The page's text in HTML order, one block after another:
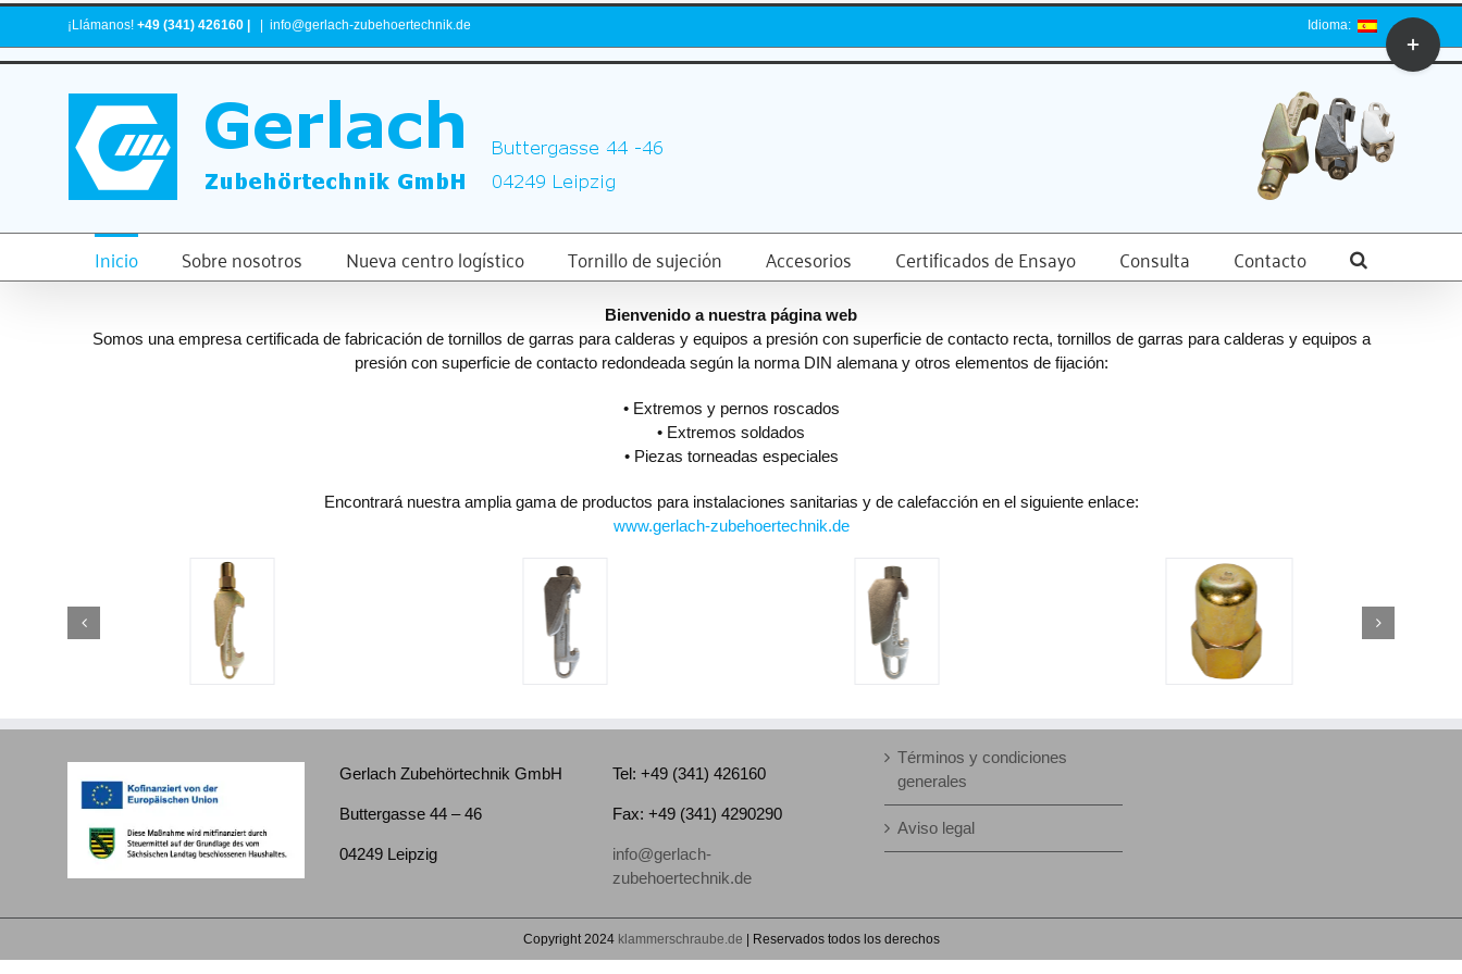
Skip
content
¡Llámanos! +49 (341) 426160 | info@gerlach-zubehoertechnik.de Idioma:
Inicio Sobre nosotros Nueva centro logístico Tornillo de sujeción Accesorios Certificados de Ensayo Consulta Contacto
Bienvenido a nuestra página web
Somos una empresa certificada de fabricación de tornillos de garras para calderas y equipos a presión con superficie de contacto recta, tornillos de garras para calderas y equipos a
presión con superficie de contacto redondeada según la norma DIN alemana y otros elementos de fijación:
• Extremos y pernos roscados
• Extremos soldados
• Piezas torneadas especiales
Encontrará nuestra amplia gama de productos para instalaciones sanitarias y de calefacción en el siguiente enlace:
www.gerlach-zubehoertechnik.de
Gerlach Zubehörtechnik GmbH
Buttergasse 44 – 46
04249 Leipzig
Tel: +49 (341) 426160
Fax: +49 (341) 4290290
info@gerlach-
zubehoertechnik.de
Términos y condiciones
generales
Aviso legal
Copyright 2024 klammerschraube.de | Reservados todos los derechos
Toggle
Sliding
Bar